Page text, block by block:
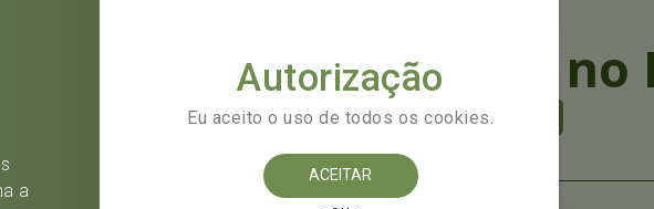
a SisnacMed
Siga a SisnacMed no LinkedIn!